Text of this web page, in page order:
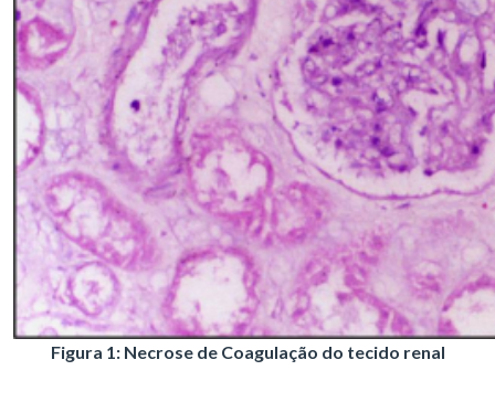
Figura 1: Necrose de Coagulação do tecido renal